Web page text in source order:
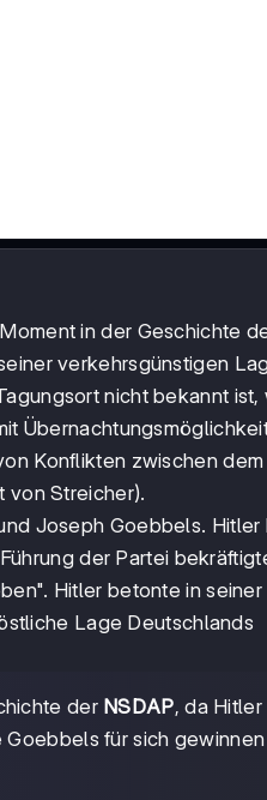
in der Geschichte
verkehrsgünstigen
nicht bekannt ist,
Konflikten zwischen dem
von Streicher).
Joseph Goebbels. Hitler
der Partei
Hitler betonte in seiner
Lage Deutschlands
der NSDAP, da Hitler
für sich gewinnen